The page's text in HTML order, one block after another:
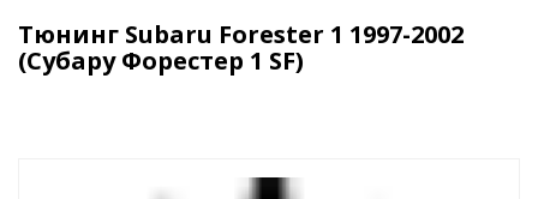
Тюнинг Subaru Forester 1 1997-2002
(Субару Форестер 1 SF)